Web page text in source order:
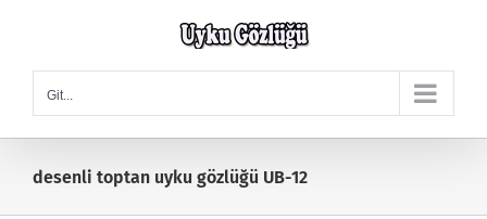
Git...
desenli toptan uyku gözlüğü UB-12